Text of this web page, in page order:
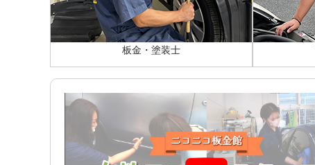
板金・塗装士